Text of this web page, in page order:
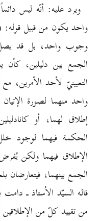
ويرد عليه: أنّه ليس
واحد يكون من قبيل
وجوب واحد، بل قد يصل
الجمع بين دليلين،
التعيينيّ لأحد الأمرين،
واحد منهما لصورة
إطلاق لهما، أو
الحكمة فيهما لوجود
الإطلاق فيهما ولكن
الجمع بينهما، فيتعارضان
قاله السيّد الاُستاذ ـ
من تقييد كلّ من الإطلاقين